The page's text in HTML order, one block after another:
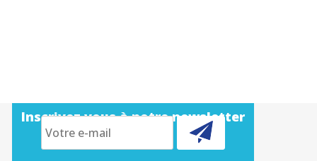
Inscrivez vous à notre newsletter